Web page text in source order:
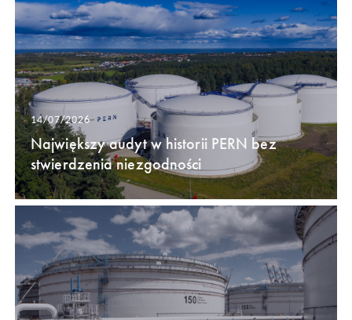
14/07/2026
Największy audyt w historii PERN bez
stwierdzenia niezgodności